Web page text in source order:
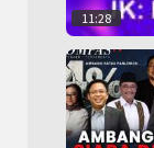
11:28